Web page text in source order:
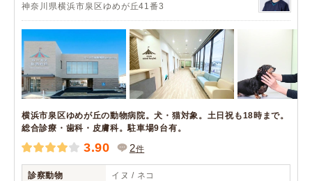
神奈川県横浜市泉区ゆめが丘41番3
横浜市泉区ゆめが丘の動物病院。犬・猫対象。土日祝も18時まで。
総合診療・歯科・皮膚科。駐車場9台有。
3.90 2件
診察動物 イヌ / ネコ